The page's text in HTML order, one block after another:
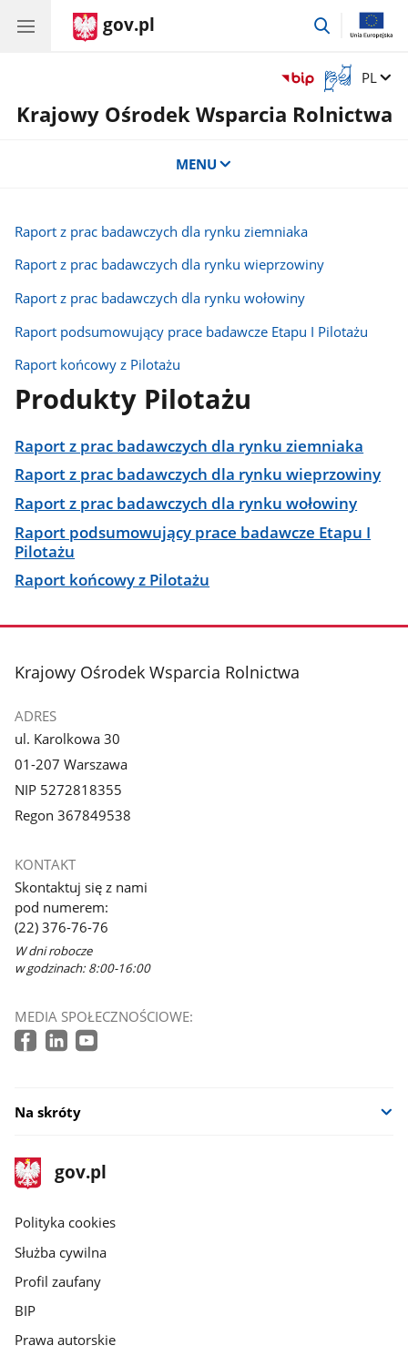
gov.pl
przejdź
Otwórz
okno
z
Zmień
PL
Krajowy Ośrodek Wsparcia Rolnictwa
MENU
Raport z prac badawczych dla rynku ziemniaka
Raport z prac badawczych dla rynku wieprzowiny
Raport z prac badawczych dla rynku wołowiny
Raport podsumowujący prace badawcze Etapu I Pilotażu
Raport końcowy z Pilotażu
Produkty Pilotażu
Raport z prac badawczych dla rynku ziemniaka
Raport z prac badawczych dla rynku wieprzowiny
Raport z prac badawczych dla rynku wołowiny
Raport podsumowujący prace badawcze Etapu I
Pilotażu
Raport końcowy z Pilotażu
stopka
Krajowy Ośrodek Wsparcia Rolnictwa
ADRES
ul. Karolkowa 30
01-207 Warszawa
NIP 5272818355
Regon 367849538
KONTAKT
Skontaktuj się z nami
pod numerem:
(22) 376-76-76
W dni robocze
w godzinach: 8:00-16:00
MEDIA SPOŁECZNOŚCIOWE:
Na skróty
stopka
gov.pl
Strona
gov.pl
gov.pl
Polityka cookies
Służba cywilna
Profil zaufany
BIP
Prawa autorskie